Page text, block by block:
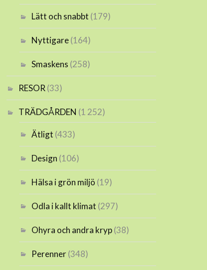
Lätt och snabbt (179)
Nyttigare(164)
Smaskens (258)
RESOR (33)
TRÄDGÅRDEN (1 252)
Ätligt (433)
Design (106)
Hälsa i grön miljö (19)
Odla i kallt klimat (297)
Ohyra och andra kryp(38)
Perenner(348)